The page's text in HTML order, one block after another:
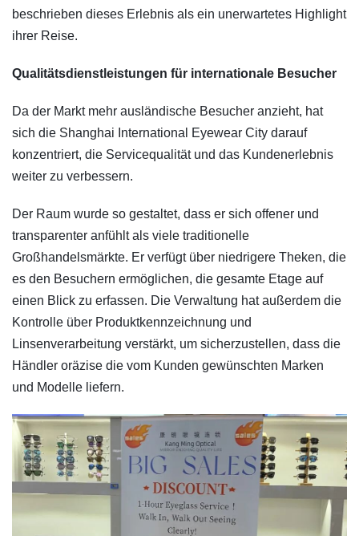
beschrieben dieses Erlebnis als ein unerwartetes Highlight
ihrer Reise.
Qualitätsdienstleistungen für internationale Besucher
Da der Markt mehr ausländische Besucher anzieht, hat
sich die Shanghai International Eyewear City darauf
konzentriert, die Servicequalität und das Kundenerlebnis
weiter zu verbessern.
Der Raum wurde so gestaltet, dass er sich offener und
transparenter anfühlt als viele traditionelle
Großhandelsmärkte. Er verfügt über niedrigere Theken, die
es den Besuchern ermöglichen, die gesamte Etage auf
einen Blick zu erfassen. Die Verwaltung hat außerdem die
Kontrolle über Produktkennzeichnung und
Linsenverarbeitung verstärkt, um sicherzustellen, dass die
Händler oräzise die vom Kunden gewünschten Marken
und Modelle liefern.